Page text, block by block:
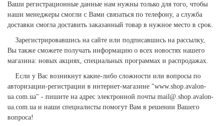
Ваши регистрационные данные нам нужны только для того, чтобы
наши менеджеры смогли с Вами связаться по телефону, а служба
доставки смогла доставить заказанный товар в нужное место в срок.
Зарегистрировавшись на сайте или подписавшись на рассылку,
Вы также сможете получать информацию о всех новостях нашего
магазина: новых акциях, специальных программах и распродажах.
Если у Вас возникнут какие-либо сложности или вопросы по
авторизации-регистрации в интернет-магазине "www.shop.avalon-
ua.com.ua" - пишите на адрес электронной почты mail@.shop.avalon-
ua.com.ua и наши специалисты помогут Вам в решении Вашего
вопроса!